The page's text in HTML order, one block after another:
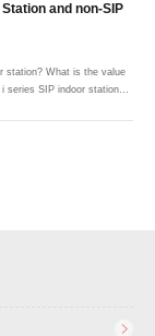
and non-SIP
station? What is the value
series SIP indoor stations,